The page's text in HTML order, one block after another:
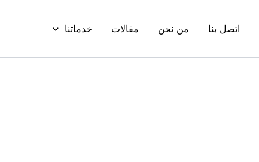
اتصل بنا من نحن مقالات خدماتنا